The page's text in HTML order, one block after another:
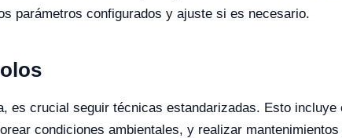
parámetros configurados y ajuste si es necesario.
es crucial seguir técnicas estandarizadas. Esto
condiciones ambientales, y realizar